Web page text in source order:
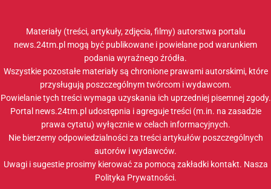
Materiały (treści, artykuły, zdjęcia, filmy) autorstwa portalu
news.24tm.pl mogą być publikowane i powielane pod warunkiem
podania wyraźnego źródła.
Wszystkie pozostałe materiały są chronione prawami autorskimi, które
przysługują poszczególnym twórcom i wydawcom.
Powielanie tych treści wymaga uzyskania ich uprzedniej pisemnej zgody.
Portal news.24tm.pl udostępnia i agreguje treści (m.in. na zasadzie
prawa cytatu) wyłącznie w celach informacyjnych.
Nie bierzemy odpowiedzialności za treści artykułów poszczególnych
autorów i wydawców.
Uwagi i sugestie prosimy kierować za pomocą zakładki kontakt. Nasza
Polityka Prywatności.